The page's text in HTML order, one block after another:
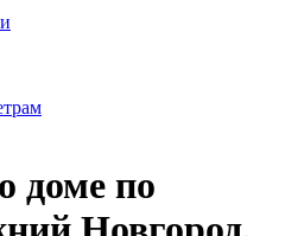
доме по